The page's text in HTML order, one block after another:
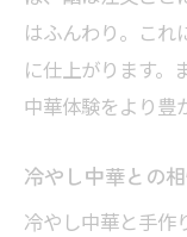
はふんわり。これ
に仕上がります。
中華体験をより豊
冷やし中華との
冷やし中華と手作